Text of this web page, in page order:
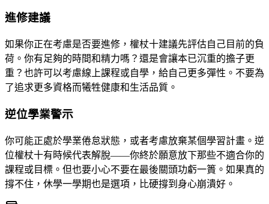
進修建議
如果你正在考慮是否要進修，權杖十建議先評估自己目前的負
荷。你有足夠的時間和精力嗎？還是會讓本已沉重的擔子更
重？也許可以考慮線上課程或自學，給自己更多彈性。不要為
了追求更多資格而犧牲健康和生活品質。
逆位學業警示
你可能正處於學業倦怠狀態，或者考慮放棄某個學習計畫。逆
位權杖十有時候代表解脫——你終於願意放下那些不適合你的
課程或目標。但也要小心不要在最後關頭功虧一簣。如果真的
撐不住，休學一學期也是選項，比硬撐到身心崩潰好。